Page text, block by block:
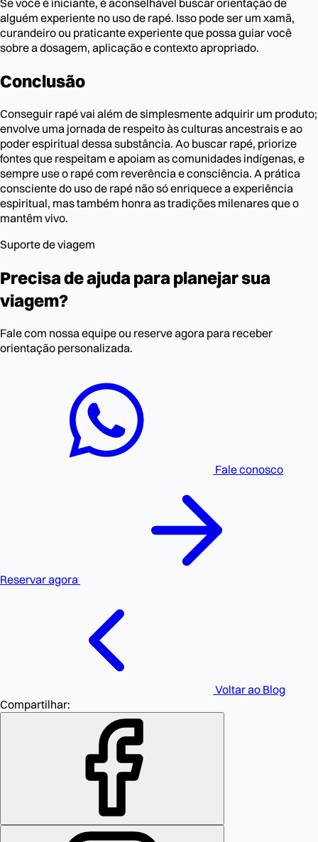
Se você é iniciante, é aconselhável buscar orientação de
alguém experiente no uso de rapé. Isso pode ser um xamã,
curandeiro ou praticante experiente que possa guiar você
sobre a dosagem, aplicação e contexto apropriado.
Conclusão
Conseguir rapé vai além de simplesmente adquirir um produto;
envolve uma jornada de respeito às culturas ancestrais e ao
poder espiritual dessa substância. Ao buscar rapé, priorize
fontes que respeitam e apoiam as comunidades indígenas, e
sempre use o rapé com reverência e consciência. A prática
consciente do uso de rapé não só enriquece a experiência
espiritual, mas também honra as tradições milenares que o
mantêm vivo.
Suporte de viagem
Precisa de ajuda para planejar sua
viagem?
Fale com nossa equipe ou reserve agora para receber
orientação personalizada.
Fale conosco
Reservar agora
Voltar ao Blog
Compartilhar: